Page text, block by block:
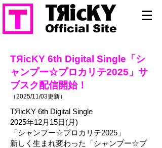
Official Site
TЯicKY 6th Digital Single「シ
ャンプー☆プロカリテ2025」サ
ブスク配信開始！
（2025/11/03更新）
TЯicKY 6th Digital Single
2025年12月15日(月)
「シャンプー☆プロカリテ2025」
新しく生まれ変わった「シャンプー☆プ